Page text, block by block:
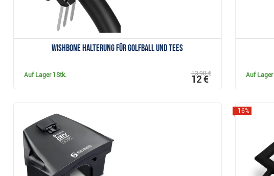
Wishbone Halterung für Golfball und Tees
Auf Lager 1Stk. 13,90 €
12 € Auf Lager
-16%